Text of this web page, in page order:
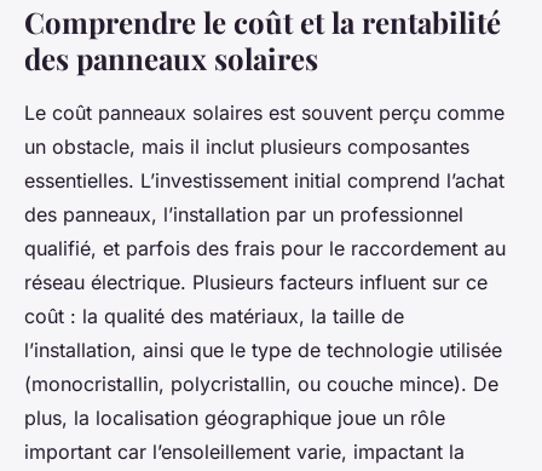
Comprendre le coût et la rentabilité
des panneaux solaires
Le coût panneaux solaires est souvent perçu comme
un obstacle, mais il inclut plusieurs composantes
essentielles. L’investissement initial comprend l’achat
des panneaux, l’installation par un professionnel
qualifié, et parfois des frais pour le raccordement au
réseau électrique. Plusieurs facteurs influent sur ce
coût : la qualité des matériaux, la taille de
l’installation, ainsi que le type de technologie utilisée
(monocristallin, polycristallin, ou couche mince). De
plus, la localisation géographique joue un rôle
important car l’ensoleillement varie, impactant la